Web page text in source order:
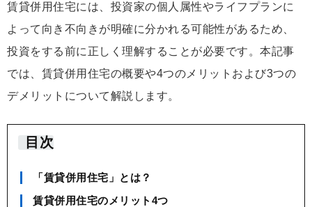
賃貸併用住宅には、投資家の個人属性やライフプランに
よって向き不向きが明確に分かれる可能性があるため、
投資をする前に正しく理解することが必要です。本記事
では、賃貸併用住宅の概要や4つのメリットおよび3つの
デメリットについて解説します。
目次
「賃貸併用住宅」とは？
賃貸併用住宅のメリット4つ